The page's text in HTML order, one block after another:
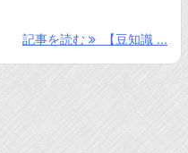
記事を読む 【豆知識 ...